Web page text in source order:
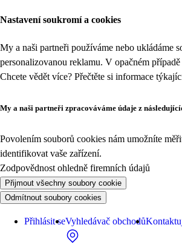
Nastavení soukromí a cookies
My a naši partneři používáme nebo ukládáme
personalizovanou reklamu. V opačném
Chcete vědět více? Přečtěte si informace
My a naši partneři zpracováváme údaje z
Povolením souborů cookies nám umožníte
identifikovat vaše zařízení.
Zodpovědnost ohledně firemních údajů
Přijmout všechny soubory cookie
Odmítnout soubory cookies
Přihlásit seVyhledávač obchodů